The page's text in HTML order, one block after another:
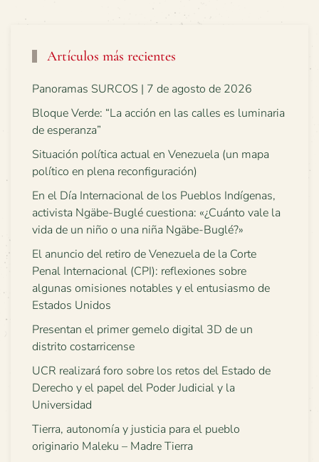
Artículos más recientes
Panoramas SURCOS | 7 de agosto de 2026
Bloque Verde: “La acción en las calles es luminaria
de esperanza”
Situación política actual en Venezuela (un mapa
político en plena reconfiguración)
En el Día Internacional de los Pueblos Indígenas,
activista Ngäbe-Buglé cuestiona: «¿Cuánto vale la
vida de un niño o una niña Ngäbe-Buglé?»
El anuncio del retiro de Venezuela de la Corte
Penal Internacional (CPI): reflexiones sobre
algunas omisiones notables y el entusiasmo de
Estados Unidos
Presentan el primer gemelo digital 3D de un
distrito costarricense
UCR realizará foro sobre los retos del Estado de
Derecho y el papel del Poder Judicial y la
Universidad
Tierra, autonomía y justicia para el pueblo
originario Maleku – Madre Tierra